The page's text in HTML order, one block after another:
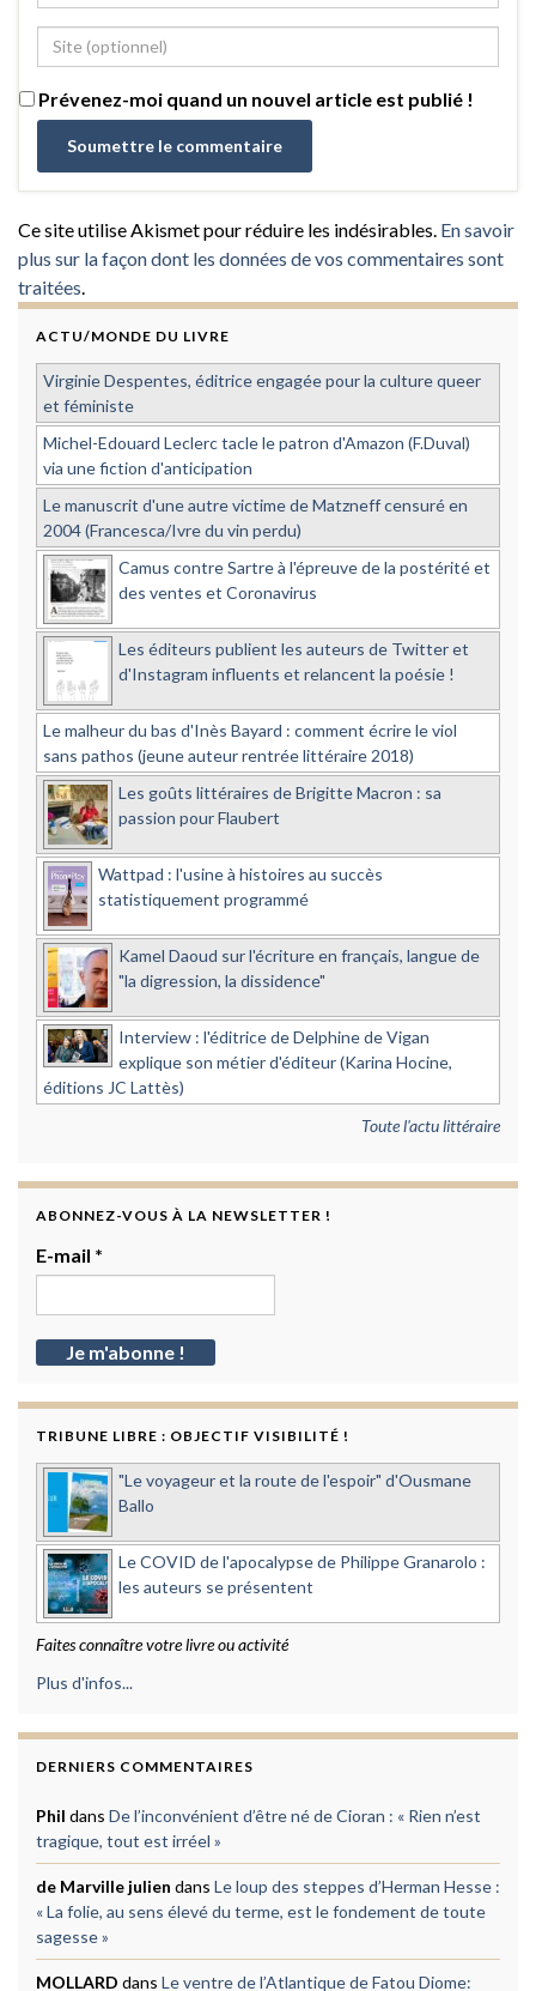
Prévenez-moi quand un nouvel article est publié !
Ce site utilise Akismet pour réduire les indésirables. En savoir
plus sur la façon dont les données de vos commentaires sont
traitées
ACTU/MONDE DU LIVRE
Virginie Despentes, éditrice engagée pour la culture queer
et féministe
Michel-Edouard Leclerc tacle le patron d'Amazon (F.Duval)
via une fiction d'anticipation
Le manuscrit d'une autre victime de Matzneff censuré en
2004 (Francesca/Ivre du vin perdu)
Camus contre Sartre à l'épreuve de la postérité et
des ventes et Coronavirus
Les éditeurs publient les auteurs de Twitter et
d'Instagram influents et relancent la poésie !
Le malheur du bas d'Inès Bayard : comment écrire le viol
sans pathos (jeune auteur rentrée littéraire 2018)
Les goûts littéraires de Brigitte Macron : sa
passion pour Flaubert
Wattpad : l'usine à histoires au succès
statistiquement programmé
Kamel Daoud sur l'écriture en français, langue de
"la digression, la dissidence"
Interview : l'éditrice de Delphine de Vigan
explique son métier d'éditeur (Karina Hocine,
éditions JC Lattès)
Toute l'actu littéraire
ABONNEZ-VOUS À LA NEWSLETTER !
E-mail *
TRIBUNE LIBRE : OBJECTIF VISIBILITÉ !
"Le voyageur et la route de l'espoir" d'Ousmane
Ballo
Le COVID de l'apocalypse de Philippe Granarolo :
les auteurs se présentent
Faites connaître votre livre ou activité
Plus d'infos...
DERNIERS COMMENTAIRES
Phil dans De l’inconvénient d’être né de Cioran : « Rien n’est
tragique, tout est irréel »
de Marville julien dans Le loup des steppes d’Herman Hesse :
« La folie, au sens élevé du terme, est le fondement de toute
sagesse »
MOLLARD dans Le ventre de l’Atlantique de Fatou Diome: